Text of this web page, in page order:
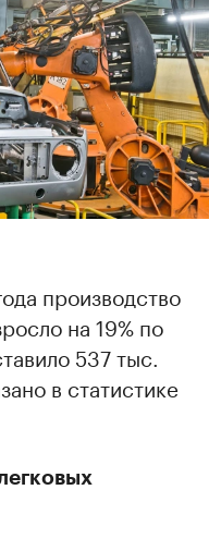
производство
на 19% по
537 тыс.
в статистике